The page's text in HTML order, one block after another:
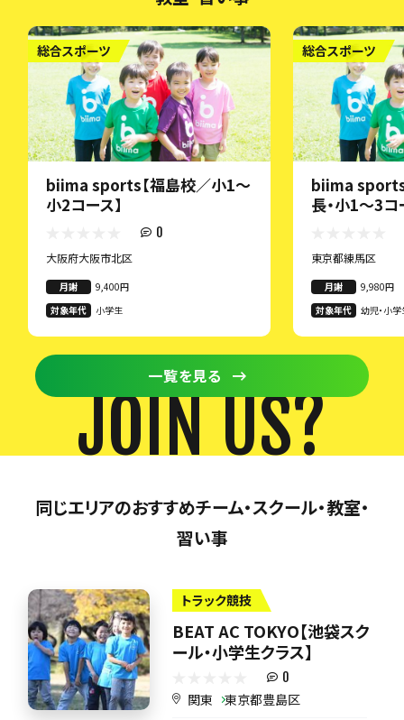
総合スポーツ
biima sports【福島校／小1〜
小2コース】
0
大阪府大阪市北区
月謝
9,400円
対象年代
小学生
総合スポーツ
biima sports
長・小1～3コ
東京都練馬区
月謝
9,980円
対象年代
幼児・小
一覧を見る
JOIN US?
同じエリアのおすすめチーム・スクール・教室・
習い事
トラック競技
BEAT AC TOKYO【池袋スク
ール・小学生クラス】
0
関東 東京都豊島区